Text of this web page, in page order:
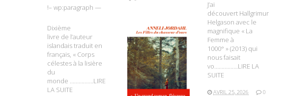
!– wp:paragraph —
Dixième
livre de l’auteur
islandais traduit en
français, « Corps
célestes à la lisière
du
monde …………….LIRE
LA SUITE
J’ai
découvert Hallgrimur
Helgason avec le
magnifique « La
Femme à
1000° » (2013) qui
nous faisait
vo…………….LIRE LA
SUITE
AVRIL 25, 2026
0
LIRE LA SUITE